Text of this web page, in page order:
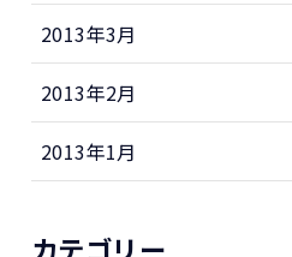
2013年3月
2013年2月
2013年1月
カテゴリー